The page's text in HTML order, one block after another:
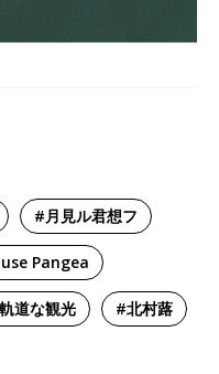
#月見ル君想フ
Pangea
道な観光 #北村蕗